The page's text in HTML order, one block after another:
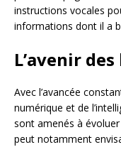
instructions vocales
informations dont il a
L’avenir
Avec l’avancée
numérique et de
sont amenés à
peut notamment